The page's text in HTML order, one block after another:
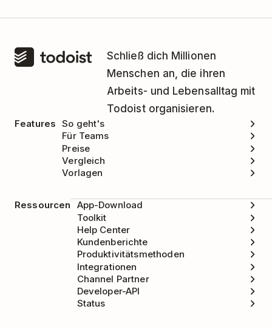
Schließ dich Millionen
Menschen an, die ihren
Arbeits- und Lebensalltag mit
Todoist organisieren.
Features So geht's
Für Teams
Preise
Vergleich
Vorlagen
Ressourcen
App-Download
Toolkit
Help Center
Kundenberichte
Produktivitätsmethoden
Integrationen
Channel Partner
Developer-API
Status